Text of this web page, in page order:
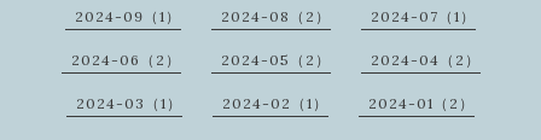
2024-09（1） 2024-08（2） 2024-07（1）
2024-06（2） 2024-05（2） 2024-04（2）
2024-03（1） 2024-02（1） 2024-01（2）